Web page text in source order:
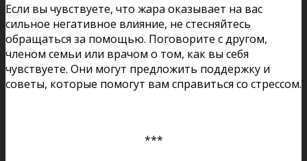
Если вы чувствуете, что жара оказывает на вас
сильное негативное влияние, не стесняйтесь
обращаться за помощью. Поговорите с другом,
членом семьи или врачом о том, как вы себя
чувствуете. Они могут предложить поддержку и
советы, которые помогут вам справиться со стрессом.
***